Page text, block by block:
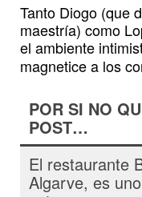
Tanto Diogo (que
maestría) como
el ambiente
magnetice a los
POR SI NO
POST…
El restaurante
Algarve, es